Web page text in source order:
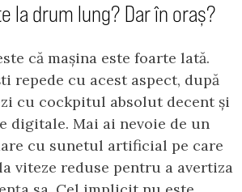
la drum lung? Dar în oraș?
că mașina este foarte lată.
repede cu acest aspect, după
cu cockpitul absolut decent și
digitale. Mai ai nevoie de un
cu sunetul artificial pe care
viteze reduse pentru a avertiza